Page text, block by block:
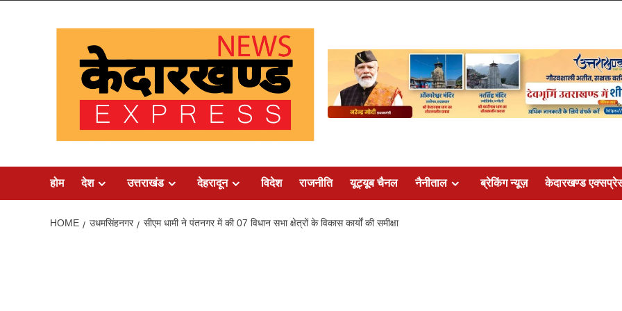
होम देश उत्तराखंड देहरादून विदेश राजनीति यूट्यूब चैनल नैनीताल ब्रेकिंग न्यूज़ केदारखण्ड
HOME उधमसिंहनगर सीएम धामी ने पंतनगर में की 07 विधान सभा क्षेत्रों के विकास कार्यों की समीक्षा